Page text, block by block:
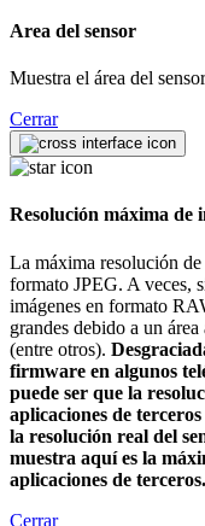
Area del sensor
Muestra el área del
Cerrar
Resolución máxima de
La máxima resolución de
formato JPEG. A veces,
imágenes en formato
grandes debido a un
(entre otros).
firmware en algunos
puede ser que la
aplicaciones de
la resolución real del
muestra aquí es la
aplicaciones de terceros.
Cerrar